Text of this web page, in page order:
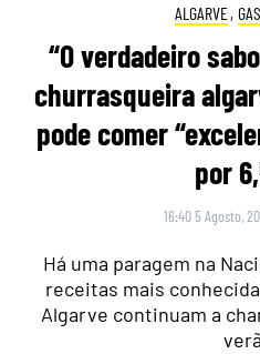
ALGARVE,
“O verdadeiro
churrasqueira
pode comer
por
16:40 5 Agosto,
Há uma paragem na
receitas mais
Algarve continuam a